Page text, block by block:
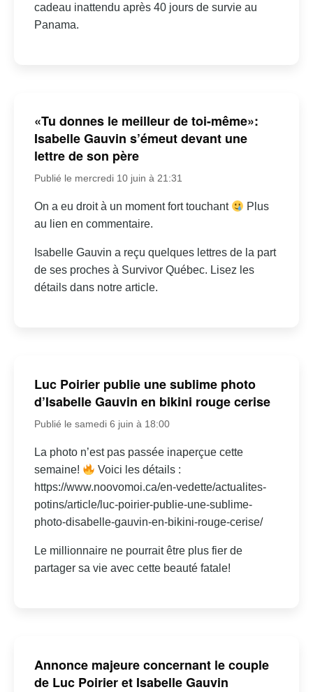
cadeau inattendu après 40 jours de survie au
Panama.
«Tu donnes le meilleur de toi-même»:
Isabelle Gauvin s’émeut devant une
lettre de son père
Publié le mercredi 10 juin à 21:31
On a eu droit à un moment fort touchant
Plus
au lien en commentaire.
Isabelle Gauvin a reçu quelques lettres de la part
de ses proches à Survivor Québec. Lisez les
détails dans notre article.
Luc Poirier publie une sublime photo
d’Isabelle Gauvin en bikini rouge cerise
Publié le samedi 6 juin à 18:00
La photo n’est pas passée inaperçue cette
semaine!
Voici les détails :
https://www.noovomoi.ca/en-vedette/actualites-
potins/article/luc-poirier-publie-une-sublime-
photo-disabelle-gauvin-en-bikini-rouge-cerise/
Le millionnaire ne pourrait être plus fier de
partager sa vie avec cette beauté fatale!
Annonce majeure concernant le couple
de Luc Poirier et Isabelle Gauvin